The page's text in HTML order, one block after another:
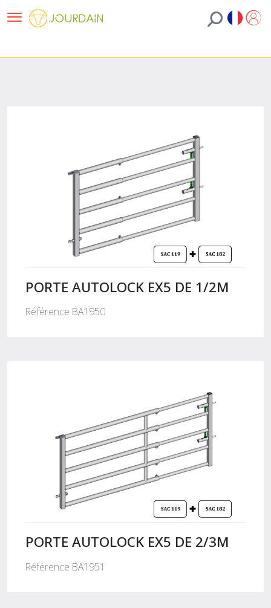
PORTE AUTOLOCK EX5 DE 1/2M
Référence BA1950
PORTE AUTOLOCK EX5 DE 2/3M
Référence BA1951